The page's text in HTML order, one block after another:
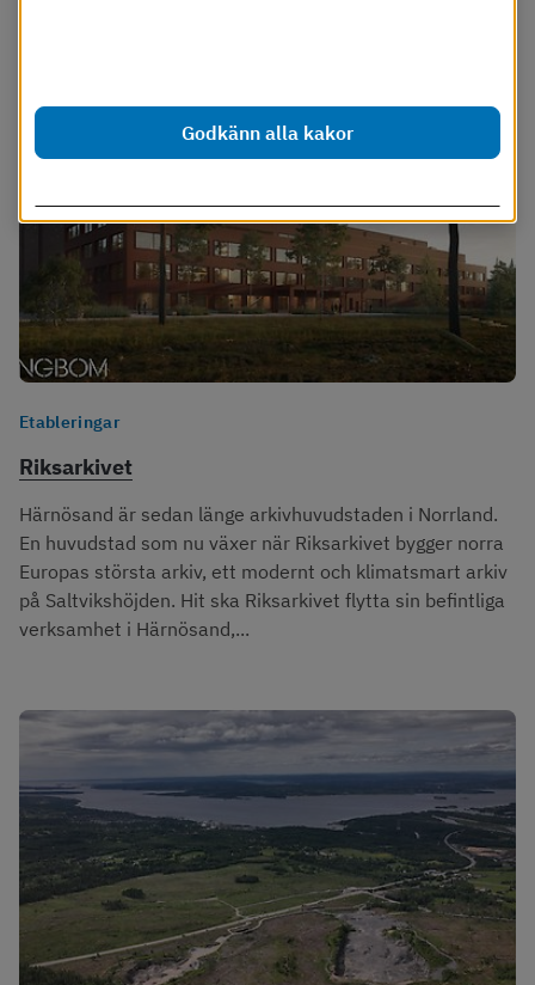
Godkänn alla kakor
Etableringar
Riksarkivet
Härnösand är sedan länge arkivhuvudstaden i Norrland.
En huvudstad som nu växer när Riksarkivet bygger norra
Europas största arkiv, ett modernt och klimatsmart arkiv
på Saltvikshöjden. Hit ska Riksarkivet flytta sin befintliga
verksamhet i Härnösand,...